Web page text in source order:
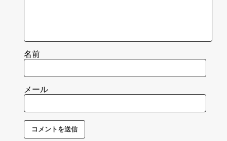
名前
メール